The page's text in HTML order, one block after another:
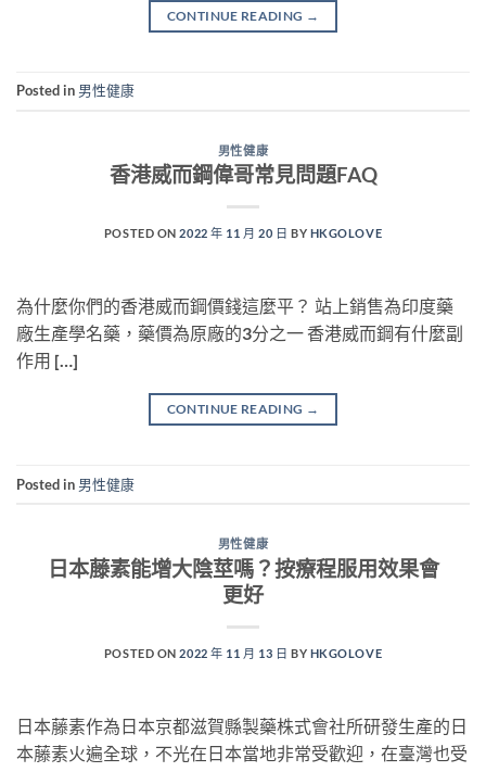
CONTINUE READING →
Posted in 男性健康
男性健康
香港威而鋼偉哥常見問題FAQ
POSTED ON2022 年 11 月 20 日 BY HKGOLOVE
為什麼你們的香港威而鋼價錢這麼平？ 站上銷售為印度藥
廠生產學名藥，藥價為原廠的3分之一 香港威而鋼有什麼副
作用 […]
CONTINUE READING →
Posted in 男性健康
男性健康
日本藤素能增大陰莖嗎？按療程服用效果會
更好
POSTED ON2022 年 11 月 13 日 BY HKGOLOVE
日本藤素作為日本京都滋賀縣製藥株式會社所研發生產的日
本藤素火遍全球，不光在日本當地非常受歡迎，在臺灣也受